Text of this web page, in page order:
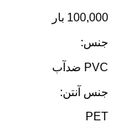
100,000 بار
جنس:
PVC ضدآب
جنس آنتن:
PET